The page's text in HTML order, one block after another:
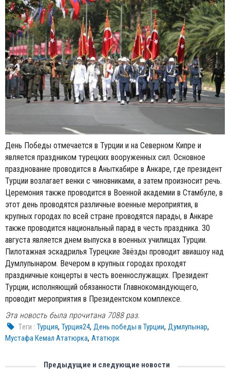
День Победы отмечается в Турции и на Северном Кипре и
является праздником турецких вооруженных сил. Основное
празднование проводится в Аныткабире в Анкаре, где президент
Турции возлагает венки с чиновниками, а затем произносит речь.
Церемония также проводится в Военной академии в Стамбуле, в
этот день проводятся различные военные мероприятия, в
крупных городах по всей стране проводятся парады, в Анкаре
также проводится национальный парад в честь праздника. 30
августа является днем выпуска в военных училищах Турции.
Пилотажная эскадрилья Турецкие Звёзды проводит авиашоу над
Думлупынаром. Вечером в крупных городах проходят
праздничные концерты в честь военнослужащих. Президент
Турции, исполняющий обязанности Главнокомандующего,
проводит мероприятия в Президентском комплексе.
Эта новость была прочитана 7088 раз.
Tеги : Турция,Турция24,День победы в Турции,Думлупынар,
Мустафа Кемал Ататюрка, Ататюрк
Предыдущие и следующие новости